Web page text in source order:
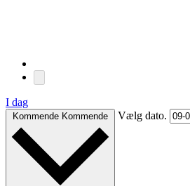
I dag
Kommende Kommende Vælg dato.